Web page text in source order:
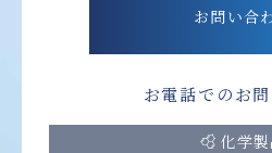
お問い合
お電話でのお
化学製